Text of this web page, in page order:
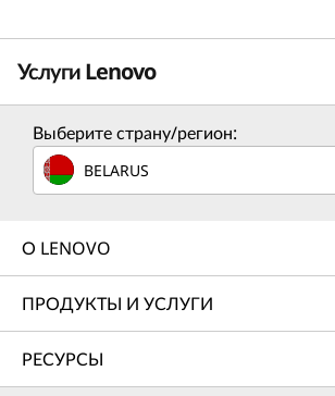
производительностью.
Услуги Lenovo
Услуги по решению
Разработайте лучшую стратегию для
правильное решение для ваших
потребностей.
Подробнее
Услуги по внедрению
Выберите страну/регион:
BELARUS
О LENOVO
ПРОДУКТЫ И УСЛУГИ
РЕСУРСЫ